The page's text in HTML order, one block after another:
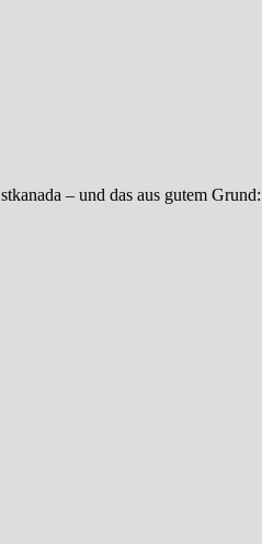
– und das aus gutem